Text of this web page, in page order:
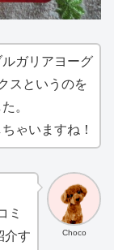
ガリアヨーグ
スというのを
。
ゃいますね！
Choco
ミ
介す